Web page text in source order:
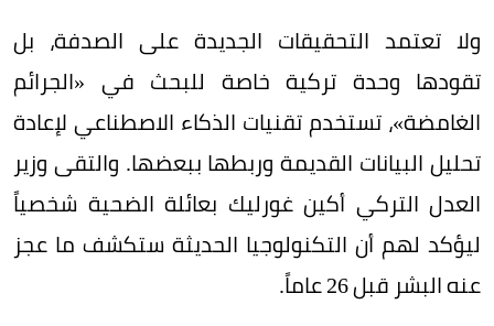
ولا تعتمد التحقيقات الجديدة على الصدفة، بل
تقودها وحدة تركية خاصة للبحث في «الجرائم
الغامضة»، تستخدم تقنيات الذكاء الاصطناعي لإعادة
تحليل البيانات القديمة وربطها ببعضها. والتقى وزير
العدل التركي أكين غورليك بعائلة الضحية شخصياً
ليؤكد لهم أن التكنولوجيا الحديثة ستكشف ما عجز
عنه البشر قبل 26 عاماً.